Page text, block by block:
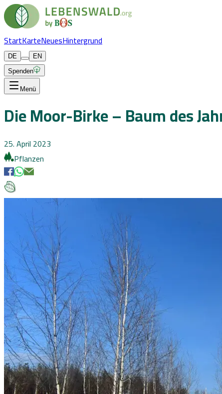
StartKarteNeuesHintergrund
DE
EN
Spenden
Menü
Die Moor-Birke – Baum des
25. April 2023
Pflanzen